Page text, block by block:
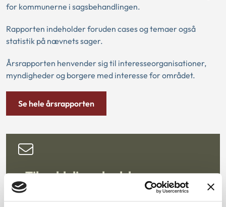
for kommunerne i sagsbehandlingen.
Rapporten indeholder foruden cases og temaer også
statistik på nævnets sager.
Årsrapporten henvender sig til interesseorganisationer,
myndigheder og borgere med interesse for området.
Se hele årsrapporten
Tilmeld dig nyhedsbrev